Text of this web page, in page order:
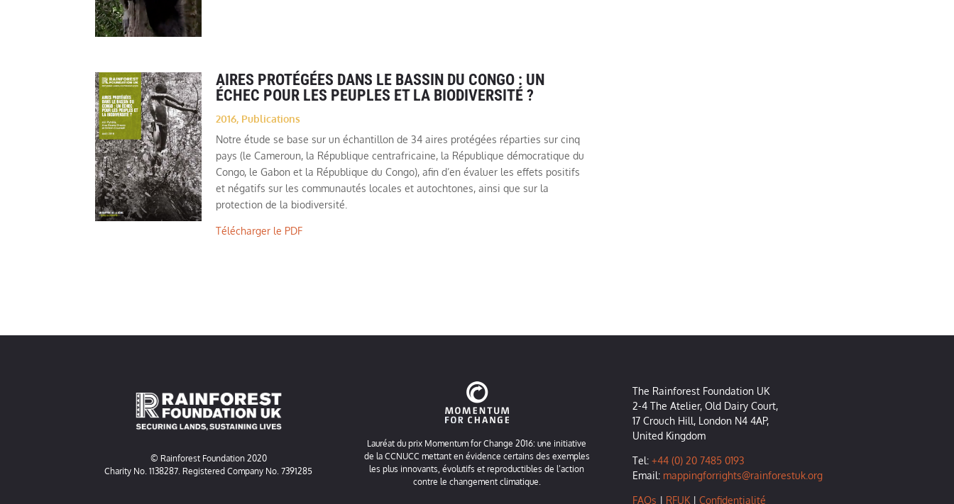
AIRES PROTÉGÉES DANS LE BASSIN DU CONGO : UN
ÉCHEC POUR LES PEUPLES ET LA BIODIVERSITÉ ?
2016, Publications
Notre étude se base sur un échantillon de 34 aires protégées réparties sur cinq
pays (le Cameroun, la République centrafricaine, la République démocratique du
Congo, le Gabon et la République du Congo), afin d’en évaluer les effets positifs
et négatifs sur les communautés locales et autochtones, ainsi que sur la
protection de la biodiversité.
Télécharger le PDF
© Rainforest Foundation 2020
Charity No. 1138287. Registered Company No. 7391285
Lauréat du prix Momentum for Change 2016: une initiative
de la CCNUCC mettant en évidence certains des exemples
les plus innovants, évolutifs et reproductibles de l’action
contre le changement climatique.
The Rainforest Foundation UK
2-4 The Atelier, Old Dairy Court,
17 Crouch Hill, London N4 4AP,
United Kingdom
Tel: +44 (0) 20 7485 0193
Email: mappingforrights@rainforestuk.org
FAQs | RFUK| Confidentialité